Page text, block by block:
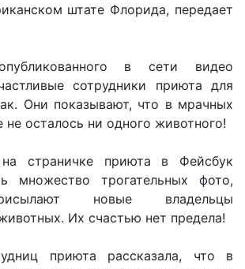
штате Флорида, передает
в сети видео
сотрудники приюта для
Они показывают, что в мрачных
не осталось ни одного животного!
страничке приюта в Фейсбук
множество трогательных фото,
новые владельцы
Их счастью нет предела!
приюта рассказала, что в